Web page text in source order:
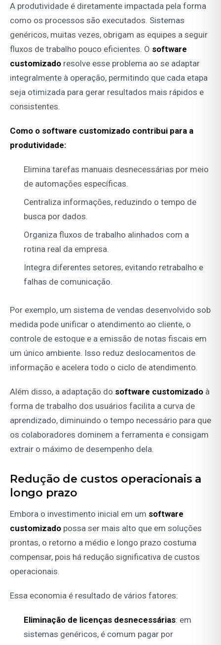
A produtividade é diretamente impactada pela forma
como os processos são executados. Sistemas
genéricos, muitas vezes, obrigam as equipes a seguir
fluxos de trabalho pouco eficientes. O software
customizado resolve esse problema ao se adaptar
integralmente à operação, permitindo que cada etapa
seja otimizada para gerar resultados mais rápidos e
consistentes.
Como o software customizado contribui para a
produtividade:
Elimina tarefas manuais desnecessárias por meio
de automações específicas.
Centraliza informações, reduzindo o tempo de
busca por dados.
Organiza fluxos de trabalho alinhados com a
rotina real da empresa.
Integra diferentes setores, evitando retrabalho e
falhas de comunicação.
Por exemplo, um sistema de vendas desenvolvido sob
medida pode unificar o atendimento ao cliente, o
controle de estoque e a emissão de notas fiscais em
um único ambiente. Isso reduz deslocamentos de
informação e acelera todo o ciclo de atendimento.
Além disso, a adaptação do software customizado à
forma de trabalho dos usuários facilita a curva de
aprendizado, diminuindo o tempo necessário para que
os colaboradores dominem a ferramenta e consigam
extrair o máximo de desempenho dela.
Redução de custos operacionais a
longo prazo
Embora o investimento inicial em um software
customizado possa ser mais alto que em soluções
prontas, o retorno a médio e longo prazo costuma
compensar, pois há redução significativa de custos
operacionais.
Essa economia é resultado de vários fatores:
Eliminação de licenças desnecessárias: em
sistemas genéricos, é comum pagar por